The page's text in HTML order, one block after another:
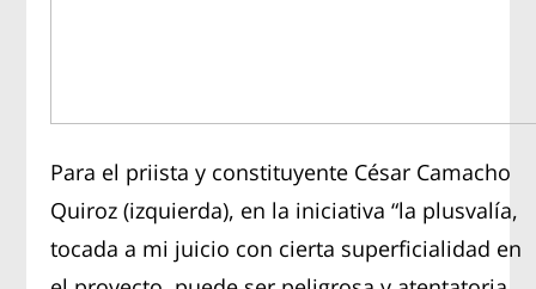
Para el priista y constituyente César Camacho
Quiroz (izquierda), en la iniciativa “la plusvalía,
tocada a mi juicio con cierta superficialidad en